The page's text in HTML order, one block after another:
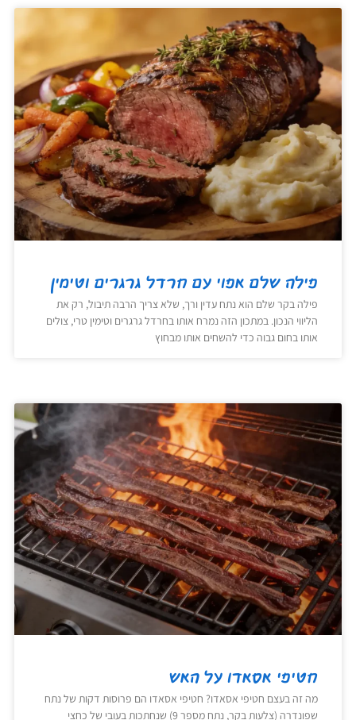
פילה שלם אפוי עם חרדל גרגרים וטימין
פילה בקר שלם הוא נתח עדין ורך, שלא צריך הרבה תיבול, רק את
הליווי הנכון. במתכון הזה נמרח אותו בחרדל גרגרים וטימין טרי, צולים
אותו בחום גבוה כדי להשחים אותו מבחוץ
חטיפי אסאדו על האש
מה זה בעצם חטיפי אסאדו? חטיפי אסאדו הם פרוסות דקות של נתח
שפונדרה (צלעות בקר, נתח מספר 9) שנחתכות בעובי של כחצי